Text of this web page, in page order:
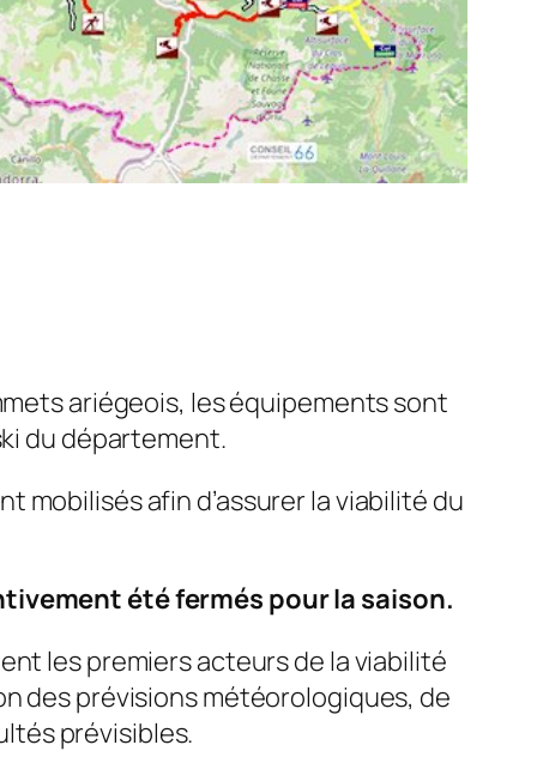
ariégeois, les équipements sont
du département.
mobilisés afin d’assurer la viabilité du
été fermés pour la saison.
les premiers acteurs de la viabilité
des prévisions météorologiques, de
prévisibles.